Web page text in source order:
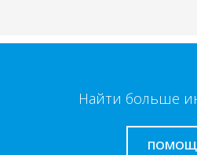
Найти больше